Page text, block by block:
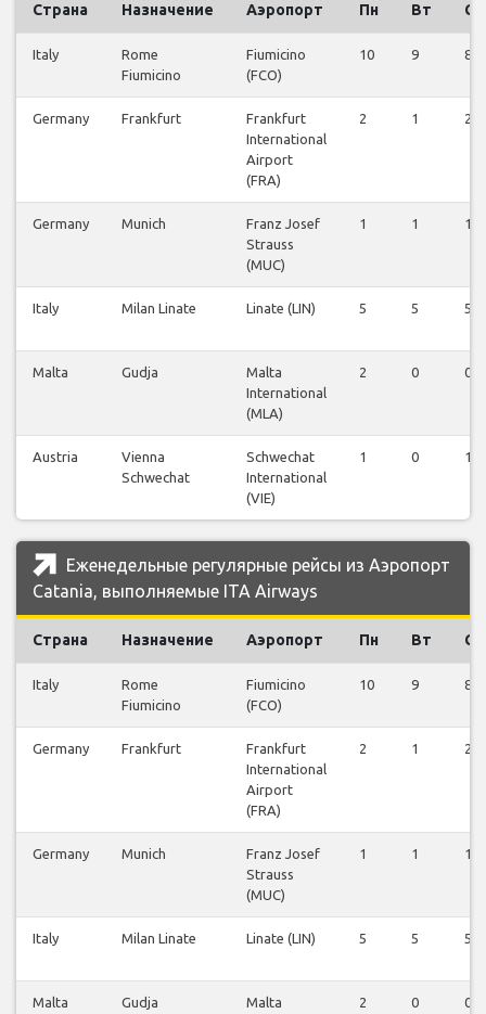
Страна Назначение Аэропорт Пн Вт Ср
Italy
Rome
Fiumicino
Fiumicino
(FCO)
10 9 8
Germany Frankfurt
Frankfurt
International
Airport
(FRA)
2 1 2
Germany Munich
Franz Josef
Strauss
(MUC)
1 1 1
Italy Milan Linate Linate (LIN) 5 5 5
Malta Gudja
Malta
International
(MLA)
2 0 0
Austria
Vienna
Schwechat
Schwechat
International
(VIE)
1 0 1
Еженедельные регулярные рейсы из Аэропорт
Catania, выполняемые ITA Airways
Страна Назначение Аэропорт Пн Вт Ср
Italy
Rome
Fiumicino
Fiumicino
(FCO)
10 9 8
Germany Frankfurt
Frankfurt
International
Airport
(FRA)
2 1 2
Germany Munich
Franz Josef
Strauss
(MUC)
1 1 1
Italy Milan Linate Linate (LIN) 5 5 5
Malta Gudja Malta 2 0 0